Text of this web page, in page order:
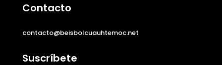
Contacto
contacto@beisbolcuauhtemoc.net
Suscríbete